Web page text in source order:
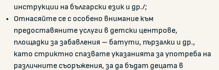
инструкции на български език и др./;
Отнасяйте се с особено внимание към
предоставяните услуги в детски центрове,
площадки за забавления – батути, пързалки и др.,
като стриктно спазвате указанията за употреба на
различните съоръжения, за да бъдат децата в